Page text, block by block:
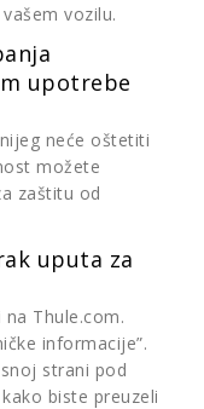
vozilu.
upotrebe
neće oštetiti
možete
zaštitu od
uputa za
Thule.com.
informacije”.
strani pod
biste preuzeli